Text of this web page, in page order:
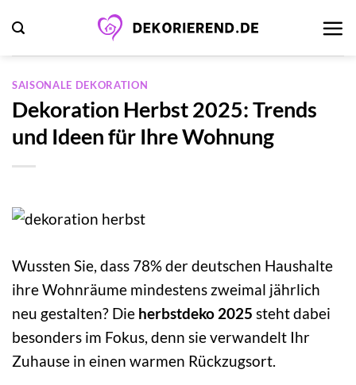
Inhalt
springen
SAISONALE DEKORATION
Dekoration Herbst 2025: Trends
und Ideen für Ihre Wohnung
Wussten Sie, dass 78% der deutschen Haushalte
ihre Wohnräume mindestens zweimal jährlich
neu gestalten? Die herbstdeko 2025 steht dabei
besonders im Fokus, denn sie verwandelt Ihr
Zuhause in einen warmen Rückzugsort.